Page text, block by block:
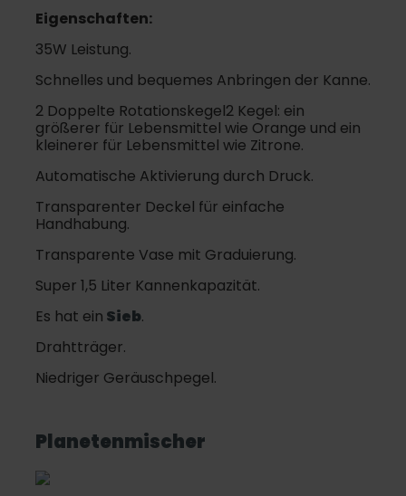
Eigenschaften:
35W Leistung.
Schnelles und bequemes Anbringen der Kanne.
2 Doppelte Rotationskegel2 Kegel: ein
größerer für Lebensmittel wie Orange und ein
kleinerer für Lebensmittel wie Zitrone.
Automatische Aktivierung durch Druck.
Transparenter Deckel für einfache
Handhabung.
Transparente Vase mit Graduierung.
Super 1,5 Liter Kannenkapazität.
Es hat ein Sieb.
Drahtträger.
Niedriger Geräuschpegel.
Planetenmischer